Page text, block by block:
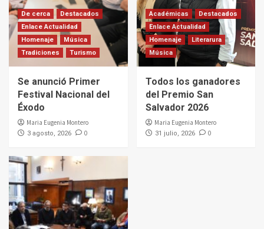
De cerca
Destacados
Enlace Actualidad
Homenaje
Música
Tradiciones
Turismo
Se anunció Primer
Festival Nacional del
Éxodo
Maria Eugenia Montero
3 agosto, 2026 0
Académicas
Destacados
Enlace Actualidad
Homenaje
Literarura
Música
Todos los ganadores
del Premio San
Salvador 2026
Maria Eugenia Montero
31 julio, 2026 0